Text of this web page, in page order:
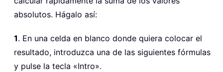
absolutos. Hágalo así:
1. En una celda en blanco donde quiera colocar el
resultado, introduzca una de las siguientes fórmulas
y pulse la tecla «Intro».